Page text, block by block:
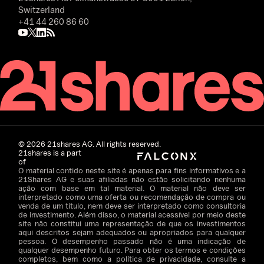
Switzerland
+41 44 260 86 60
©2026 21shares AG. All rights reserved.
21shares is a part
of
O material contido neste site é apenas para fins informativos e a
21Shares AG e suas afiliadas não estão solicitando nenhuma
ação com base em tal material. O material não deve ser
interpretado como uma oferta ou recomendação de compra ou
venda de um título, nem deve ser interpretado como consultoria
de investimento. Além disso, o material acessível por meio deste
site não constitui uma representação de que os investimentos
aqui descritos sejam adequados ou apropriados para qualquer
pessoa. O desempenho passado não é uma indicação de
qualquer desempenho futuro. Para obter os termos e condições
completos, bem como a política de privacidade, consulte a